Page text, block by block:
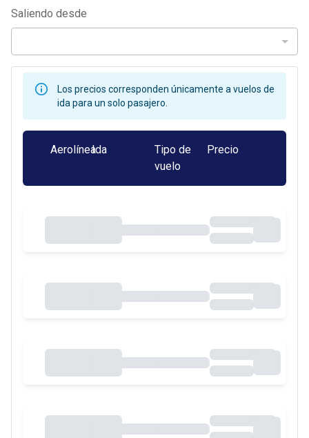
Saliendo desde
Los precios corresponden únicamente a vuelos de
ida para un solo pasajero.
AerolíneaIda
Tipo de
vuelo
Precio